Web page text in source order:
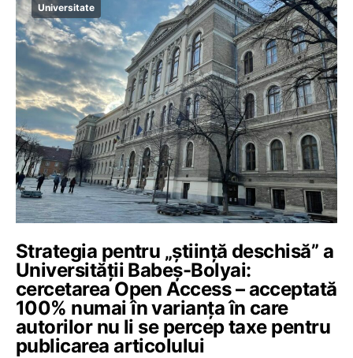
Universitate
Strategia pentru „știință deschisă” a
Universității Babeș-Bolyai:
cercetarea Open Access – acceptată
100% numai în varianța în care
autorilor nu li se percep taxe pentru
publicarea articolului